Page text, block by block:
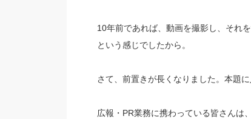
10年前であれば、動画を撮影し、それ
という感じでしたから。
さて、前置きが長くなりました。本題に
広報・PR業務に携わっている皆さんは